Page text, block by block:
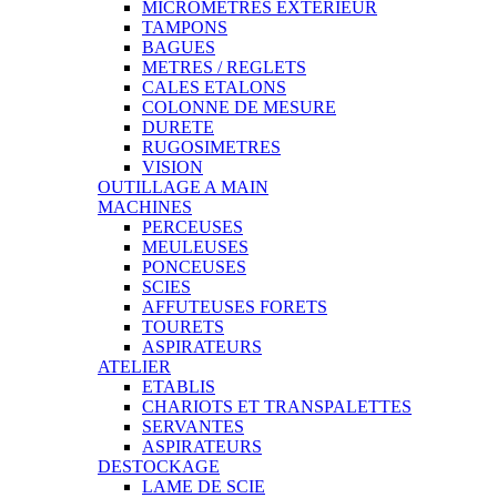
MICROMETRES EXTERIEUR
TAMPONS
BAGUES
METRES / REGLETS
CALES ETALONS
COLONNE DE MESURE
DURETE
RUGOSIMETRES
VISION
OUTILLAGE A MAIN
MACHINES
PERCEUSES
MEULEUSES
PONCEUSES
SCIES
AFFUTEUSES FORETS
TOURETS
ASPIRATEURS
ATELIER
ETABLIS
CHARIOTS ET TRANSPALETTES
SERVANTES
ASPIRATEURS
DESTOCKAGE
LAME DE SCIE